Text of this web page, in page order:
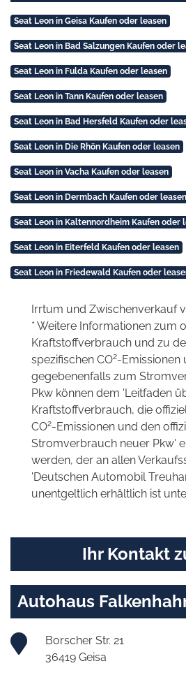
Seat Leon in Geisa Kaufen oder leasen
Seat Leon in Bad Salzungen Kaufen oder
Seat Leon in Fulda Kaufen oder leasen
Seat Leon in Tann Kaufen oder leasen
Seat Leon in Bad Hersfeld Kaufen oder
Seat Leon in Die Rhön Kaufen oder leasen
Seat Leon in Vacha Kaufen oder leasen
Seat Leon in Dermbach Kaufen oder leasen
Seat Leon in Kaltennordheim Kaufen oder
Seat Leon in Eiterfeld Kaufen oder leasen
Seat Leon in Friedewald Kaufen oder
Irrtum und Zwischenverkauf
* Weitere Informationen zum
Kraftstoffverbrauch und zu
spezifischen CO2-Emissionen
gegebenenfalls zum
Pkw können dem 'Leitfaden
Kraftstoffverbrauch, die
CO2-Emissionen und den
Stromverbrauch neuer Pkw'
werden, der an allen
'Deutschen Automobil
unentgeltlich erhältlich ist
Ihr Kontakt
Autohaus
Borscher Str. 21
36419 Geisa